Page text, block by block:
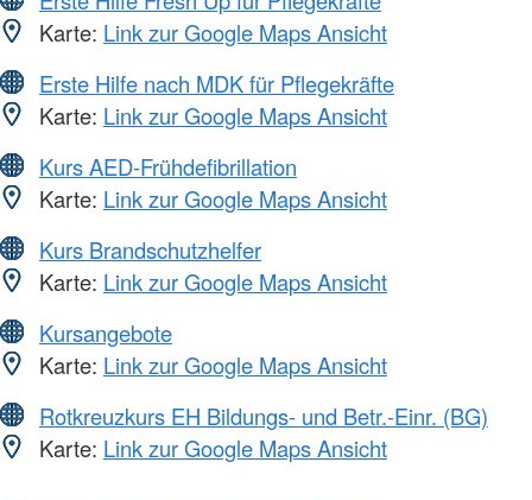
Karte: Link zur Google Maps Ansicht
Erste Hilfe nach MDK für Pflegekräfte
Karte: Link zur Google Maps Ansicht
Kurs AED-Frühdefibrillation
Karte: Link zur Google Maps Ansicht
Kurs Brandschutzhelfer
Karte: Link zur Google Maps Ansicht
Kursangebote
Karte: Link zur Google Maps Ansicht
Rotkreuzkurs EH Bildungs- und Betr.-Einr. (BG)
Karte: Link zur Google Maps Ansicht